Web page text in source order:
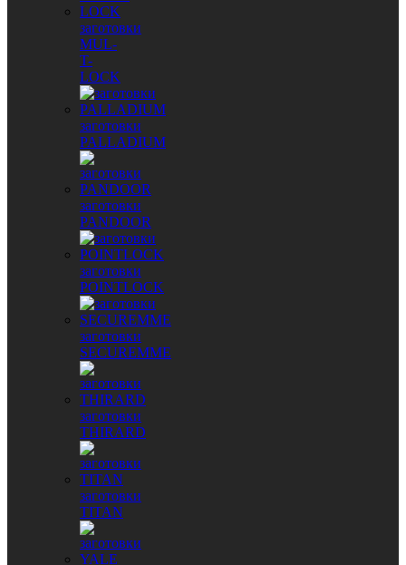
заготовки
MUL-
T-
LOCK
заготовки
PALLADIUM
заготовки
PANDOOR
заготовки
POINTLOCK
заготовки
SECUREMME
заготовки
THIRARD
заготовки
TITAN